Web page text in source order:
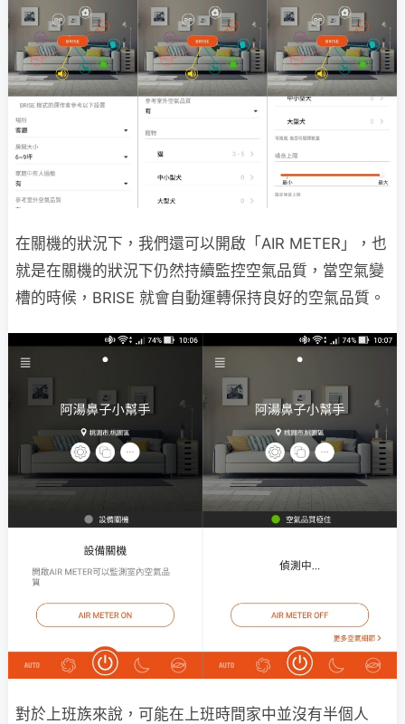
在關機的狀況下，我們還可以開啟「AIR METER」，也
就是在關機的狀況下仍然持續監控空氣品質，當空氣變
槽的時候，BRISE 就會自動運轉保持良好的空氣品質。
對於上班族來說，可能在上班時間家中並沒有半個人